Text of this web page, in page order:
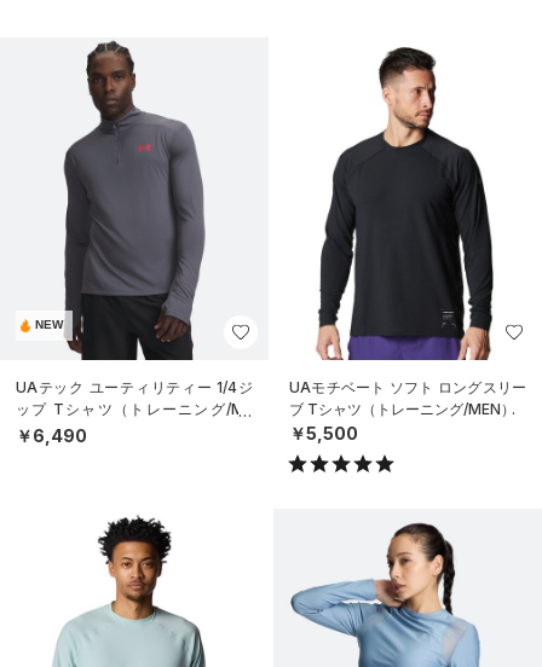
NEW
UAテック ユーティリティー 1/4ジ
ップ Tシャツ（トレーニング/ME
N）
￥6,490
UAモチベート ソフト ロングスリー
ブ Tシャツ（トレーニング/MEN）
￥5,500